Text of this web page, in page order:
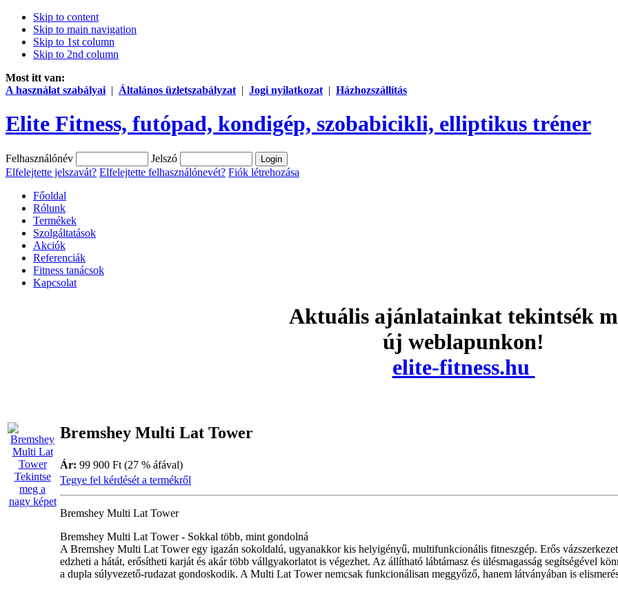
Skip to content
Skip to main navigation
Skip to 1st column
Skip to 2nd column
Most itt van:
A használat szabályai | Általános üzletszabályzat | Jogi nyilatkozat | Házhozszállítás
Elite Fitness, futópad, kondigép, szobabicikli, elliptikus tréner
Felhasználónév
Jelszó
Elfelejtette jelszavát? Elfelejtette felhasználónevét? Fiók létrehozása
Főoldal
Rólunk
Termékek
Szolgáltatások
Akciók
Referenciák
Fitness tanácsok
Kapcsolat
Aktuális ajánlatainkat tekintsék
új weblapunkon!
elite-fitness.hu
Tekintse
meg a
nagy képet
Bremshey Multi Lat Tower
Ár: 99 900 Ft (27 % áfával)
Tegye fel kérdését a termékről
Bremshey Multi Lat Tower
Bremshey Multi Lat Tower - Sokkal több, mint gondolná
A Bremshey Multi Lat Tower egy igazán sokoldalú, ugyanakkor kis helyigényű, multifunkcionális fitneszgép. Erős
edzheti a hátát, erősítheti karját és akár több vállgyakorlatot is végezhet. Az állítható lábtámasz és ülésmagasság segítségével
a dupla súlyvezető-rudazat gondoskodik. A Multi Lat Tower nemcsak funkcionálisan meggyőző, hanem látványában is